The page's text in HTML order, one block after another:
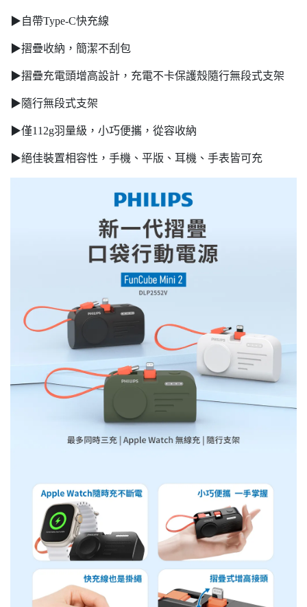
▶自帶Type-C快充線
▶摺疊收納，簡潔不刮包
▶摺疊充電頭增高設計，充電不卡保護殼隨行無段式支架
▶隨行無段式支架
▶僅112g羽量級，小巧便攜，從容收納
▶絕佳裝置相容性，手機、平版、耳機、手表皆可充